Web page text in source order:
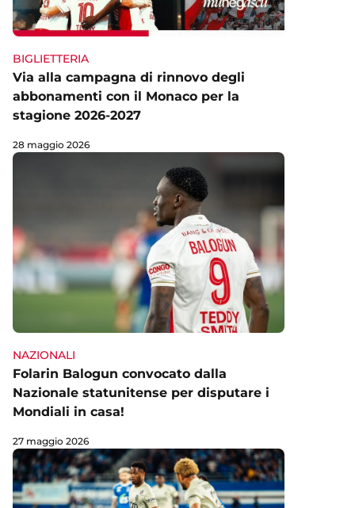
BIGLIETTERIA
Via alla campagna di rinnovo degli
abbonamenti con il Monaco per la
stagione 2026-2027
28 maggio 2026
NAZIONALI
Folarin Balogun convocato dalla
Nazionale statunitense per disputare i
Mondiali in casa!
27 maggio 2026